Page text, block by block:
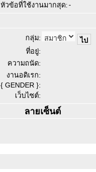
หัวข้อที่ใช้งานมากสุด:-
กลุ่ม:
ที่อยู่:
ความถนัด:
งานอดิเรก:
{ GENDER }:
เว็บไซต์:
ลายเซ็นต์